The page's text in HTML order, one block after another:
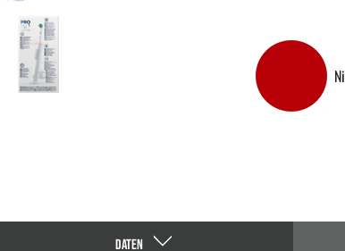
DATEN